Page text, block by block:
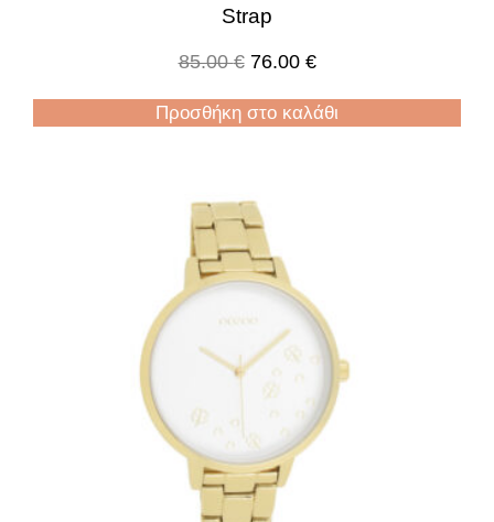
Strap
85.00€ 76.00 €
Προσθήκη στο καλάθι